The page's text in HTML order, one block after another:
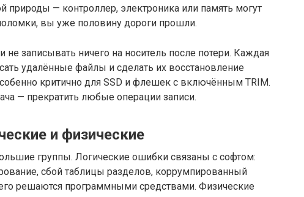
природы — контроллер, электроника или память могут
вы уже половину дороги прошли.
записывать ничего на носитель после потери. Каждая
удалённые файлы и сделать их восстановление
критично для SSD и флешек с включённым TRIM.
— прекратить любые операции записи.
и физические
группы. Логические ошибки связаны с софтом:
сбой таблицы разделов, коррумпированный
решаются программными средствами. Физические